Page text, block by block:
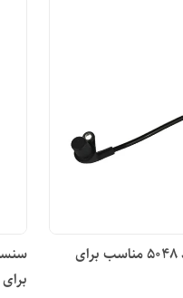
سنسور میل لنگ کد 5048 مناسب برای
برای